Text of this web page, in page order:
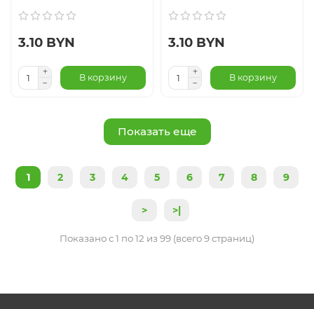
3.10 BYN
В корзину
3.10 BYN
В корзину
Показать еще
1 2 3 4 5 6 7 8 9
> >|
Показано с 1 по 12 из 99 (всего 9 страниц)